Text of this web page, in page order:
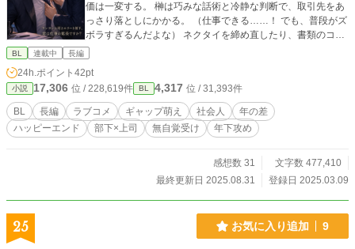
価は一変する。 榊は巧みな話術と冷静な判断で、取引先をあ
っさり落としにかかる。 （仕事できる……！ でも、普段がズ
ボラすぎるんだよな） ネクタイを締め直したり、書類のコー
ヒー染みを指摘したり―― なぜか陽翔は、榊の世話を焼くよ
くちゃデキるのに……なんでこんなに色気ダダ漏れなん
だ？」 煙草をくゆらせる仕草。 ネクタイを緩める無防備な
姿。 そのたびに、陽翔の理性は削られていく。 「俺、もう待
てないんで……」 ついに陽翔は榊を追い詰めるが―― 「……
お前、ほんまに俺のこと好きなんか？」 攻めるエリート部下
下に見透かされている（気がする）ー関西弁とミルクティー
の“弱いとこ”ばっかり見抜いてくる。 春のすこし手前、まだ
肌寒い季節。 新卒配属された年下部下・瀬戸 悠貴は、無表情
BL 連載中 長編
24h.ポイント 42pt
小説 17,306 位 / 228,619件 BL 4,317 位 / 31,393件
BL 長編 ラブコメ ギャップ萌え 社会人
年の差
ハッピーエンド
部下×上司 無自覚受け 年下攻め
感想数 31
文字数 477,410
最終更新日 2025.08.31
登録日 2025.03.09
25 お気に入り追加 9